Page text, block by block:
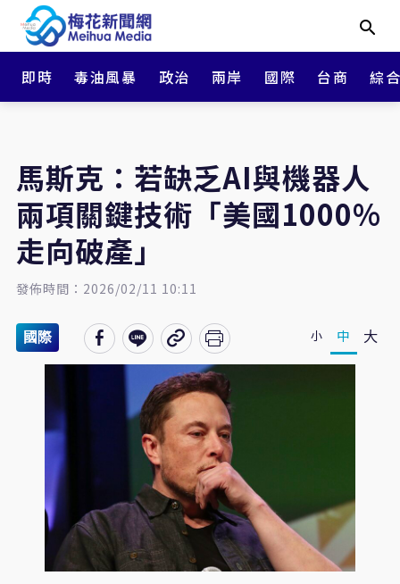
即時 毒油風暴 政治 兩岸 國際 台商 綜
馬斯克：若缺乏AI與機器人
兩項關鍵技術「美國1000%
走向破產」
發佈時間：2026/02/11 10:11
國際 小 中 大